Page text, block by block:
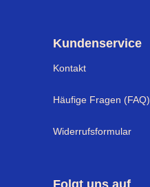
Kundenservice
Kontakt
Häufige Fragen (FAQ)
Widerrufsformular
Folgt uns auf